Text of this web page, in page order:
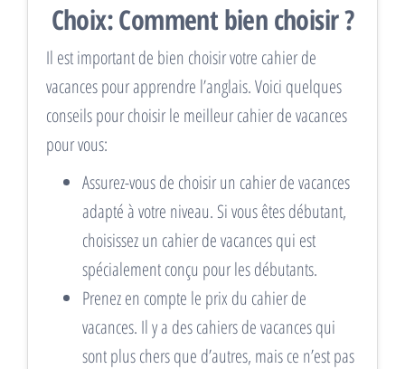
Choix: Comment bien choisir ?
Il est important de bien choisir votre cahier de
vacances pour apprendre l’anglais. Voici quelques
conseils pour choisir le meilleur cahier de vacances
pour vous:
Assurez-vous de choisir un cahier de vacances
adapté à votre niveau. Si vous êtes débutant,
choisissez un cahier de vacances qui est
spécialement conçu pour les débutants.
Prenez en compte le prix du cahier de
vacances. Il y a des cahiers de vacances qui
sont plus chers que d’autres, mais ce n’est pas